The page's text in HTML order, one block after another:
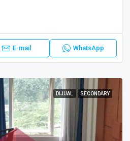
E-mail WhatsApp
DIJUAL SECONDARY